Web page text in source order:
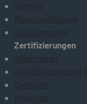
Vorteile
Raumvermietung
Schulungsorte
Zertifizierungen
Allgemeines
Zertifizierungstest -
Certiport
Kryterion